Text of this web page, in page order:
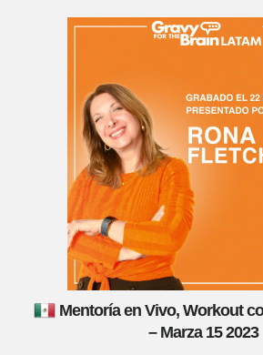
Mentoría en Vivo, Workout
– Marza 15 2023